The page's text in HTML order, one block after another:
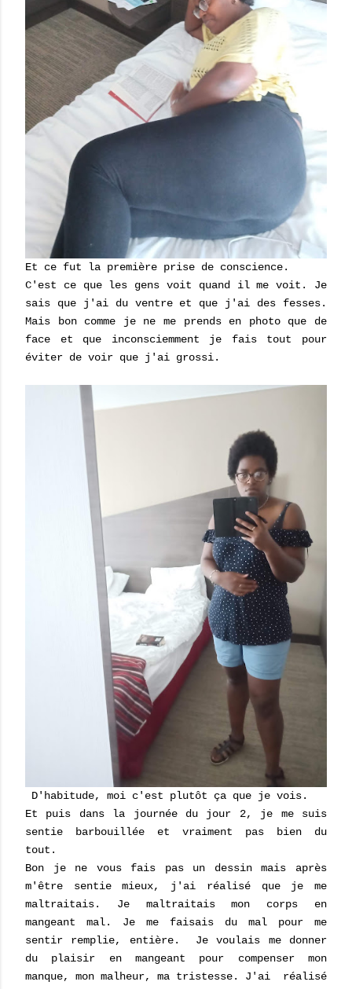
Et ce fut la première prise de conscience.
C'est ce que les gens voit quand il me voit. Je
sais que j'ai du ventre et que j'ai des fesses.
Mais bon comme je ne me prends en photo que de
face et que inconsciemment je fais tout pour
éviter de voir que j'ai grossi.
D'habitude, moi c'est plutôt ça que je vois.
Et puis dans la journée du jour 2, je me suis
sentie barbouillée et vraiment pas bien du
tout.
Bon jene vous fais pas un dessin mais après
m'être sentie mieux, j'ai réalisé que je me
maltraitais. Je maltraitais mon corps en
mangeant mal. Je me faisais du mal pour me
sentir remplie, entière. Je voulais me donner
du plaisir en mangeant pour compenser mon
manque, mon malheur, ma tristesse. J'ai réalisé